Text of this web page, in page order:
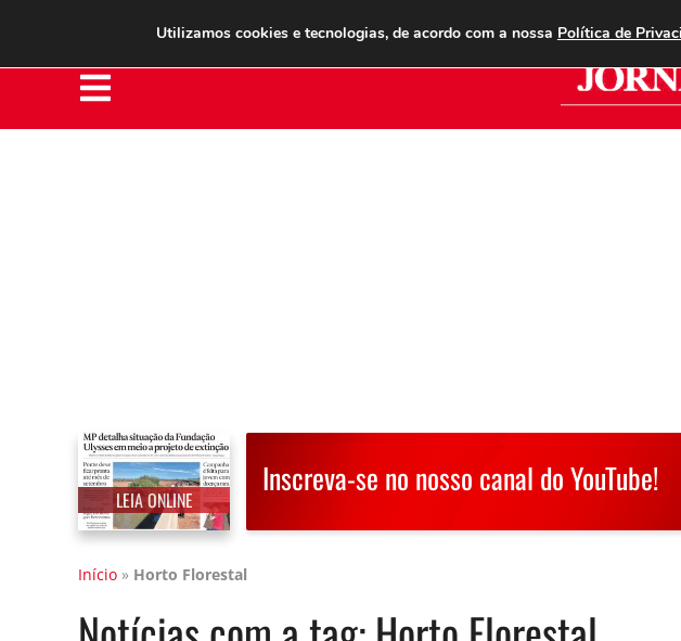
Clube do Assinante Área do Assinante ANUNCIE
LEIA ONLINE
Inscreva-se no nosso canal do YouTube!
Início » Horto Florestal
Utilizamos cookies e tecnologias, de acordo com a nossa Política de